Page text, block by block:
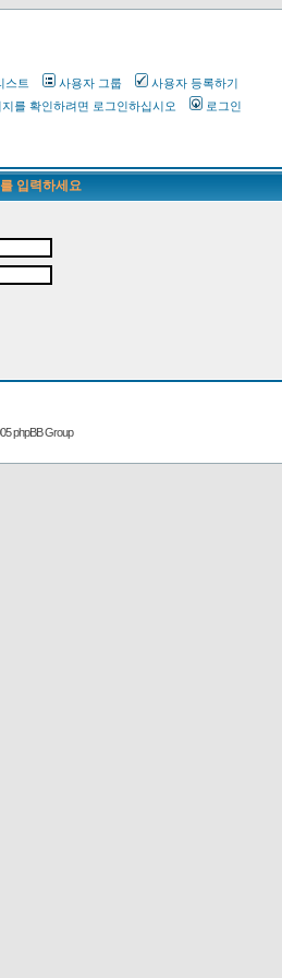
스트 사용자 그룹
사용자 등록하기
를 확인하려면 로그인하십시오 로그인
입력하세요
phpBB Group